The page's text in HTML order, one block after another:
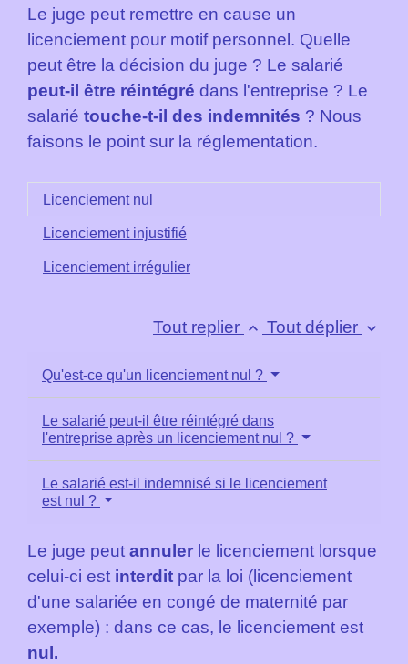
Le juge peut remettre en cause un
licenciement pour motif personnel. Quelle
peut être la décision du juge ? Le salarié
peut-il être réintégré dans l'entreprise ? Le
salarié touche-t-il des indemnités ? Nous
faisons le point sur la réglementation.
Licenciement nul
Licenciement injustifié
Licenciement irrégulier
Tout replier keyboard_arrow_up Tout déplier keyboard_arrow_down
Qu'est-ce qu'un licenciement nul ?
Le salarié peut-il être réintégré dans
l'entreprise après un licenciement nul ?
Le salarié est-il indemnisé si le licenciement
est nul ?
Le juge peut annuler le licenciement lorsque
celui-ci est interdit par la loi (licenciement
d'une salariée en congé de maternité par
exemple) : dans ce cas, le licenciement est
nul .